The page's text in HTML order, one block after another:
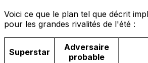
Voici ce que le plan tel que décrit
pour les grandes rivalités de l'été :
Superstar
Adversaire
probable